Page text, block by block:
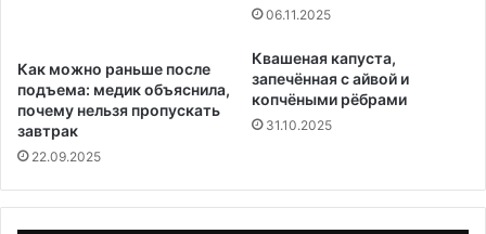
06.11.2025
Как можно раньше после
подъема: медик объяснила,
почему нельзя пропускать
завтрак
22.09.2025
Квашеная капуста,
запечённая с айвой и
копчёными рёбрами
31.10.2025